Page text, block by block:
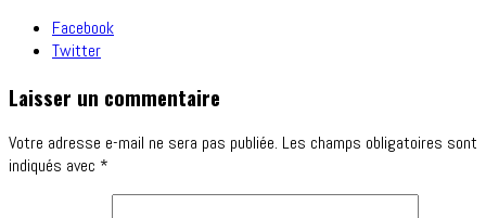
Facebook
Twitter
Laisser un commentaire
Votre adresse e-mail ne sera pas publiée. Les champs obligatoires sont
indiqués avec *